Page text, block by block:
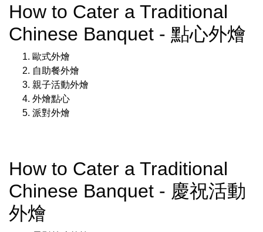
How to Cater a Traditional
Chinese Banquet - 點心外燴
歐式外燴
自助餐外燴
親子活動外燴
外燴點心
派對外燴
How to Cater a Traditional
Chinese Banquet - 慶祝活動
外燴